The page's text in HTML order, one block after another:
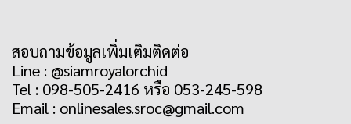
สอบถามข้อมูลเพิ่มเติมติดต่อ
Line : @siamroyalorchid
Tel : 098-505-2416 หรือ 053-245-598
Email : onlinesales.sroc@gmail.com